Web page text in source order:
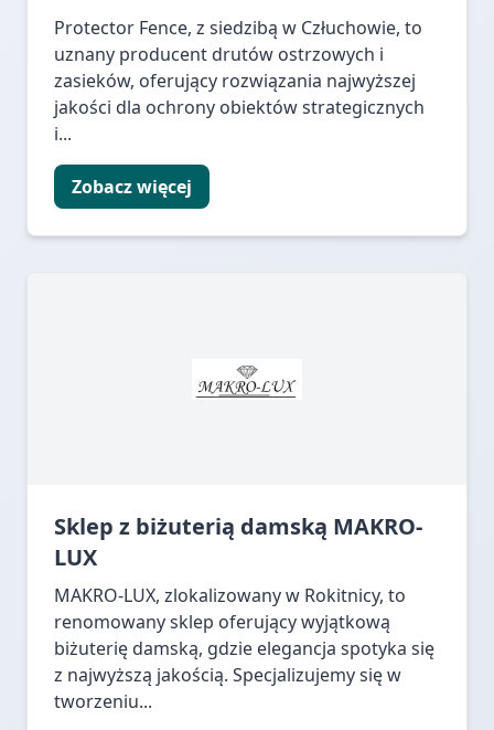
Protector Fence, z siedzibą w Człuchowie, to
uznany producent drutów ostrzowych i
zasieków, oferujący rozwiązania najwyższej
jakości dla ochrony obiektów strategicznych
i...
Zobacz więcej
Sklep z biżuterią damską MAKRO-
LUX
MAKRO-LUX, zlokalizowany w Rokitnicy, to
renomowany sklep oferujący wyjątkową
biżuterię damską, gdzie elegancja spotyka się
z najwyższą jakością. Specjalizujemy się w
tworzeniu...